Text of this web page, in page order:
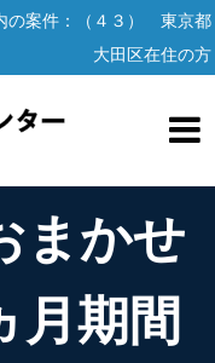
の案件：（４３） 東京都
大田区在住の方
まかせ
月期間